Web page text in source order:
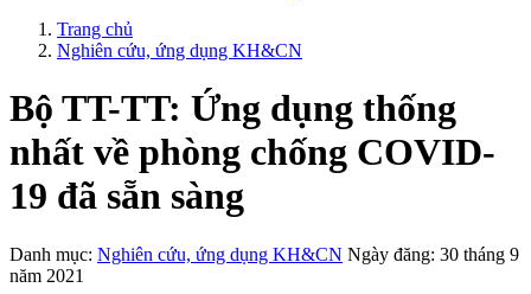
Trang chủ
Nghiên cứu, ứng dụng KH&CN
Bộ TT-TT: Ứng dụng thống
nhất về phòng chống COVID-
19 đã sẵn sàng
Danh mục: Nghiên cứu, ứng dụng KH&CN Ngày đăng: 30 tháng 9
năm 2021